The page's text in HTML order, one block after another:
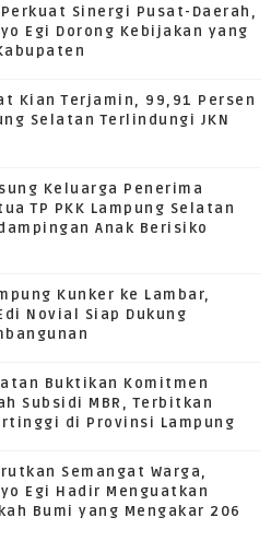
Perkuat Sinergi Pusat-Daerah,
Egi Dorong Kebijakan yang
Kian Terjamin, 99,91 Persen
Selatan Terlindungi JKN
Keluarga Penerima
TP PKK Lampung Selatan
Anak Berisiko
Kunker ke Lambar,
Novial Siap Dukung
Buktikan Komitmen
Subsidi MBR, Terbitkan
di Provinsi Lampung
Semangat Warga,
Egi Hadir Menguatkan
Bumi yang Mengakar 206